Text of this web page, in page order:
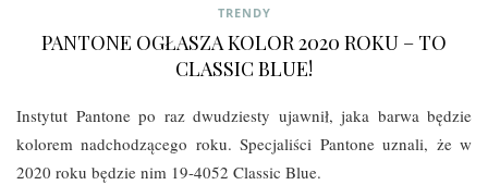
TRENDY
PANTONE OGŁASZA KOLOR 2020 ROKU – TO
CLASSIC BLUE!
Instytut Pantone po raz dwudziesty ujawnił, jaka barwa będzie
kolorem nadchodzącego roku. Specjaliści Pantone uznali, że w
2020 roku będzie nim 19-4052 Classic Blue.